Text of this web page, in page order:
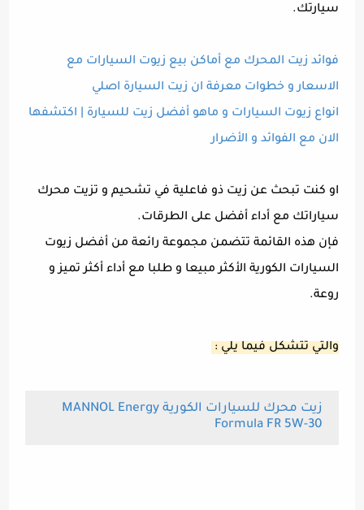
سيارتك.
فوائد زيت المحرك مع أماكن بيع زيوت السيارات مع
الاسعار و خطوات معرفة ان زيت السيارة اصلي
انواع زيوت السيارات و ماهو أفضل زيت للسيارة | اكتشفها
الان مع الفوائد و الأضرار
او كنت تبحث عن زيت ذو فاعلية في تشحيم و تزيت محرك
سياراتك مع أداء أفضل على الطرقات.
فإن هذه القائمة تتضمن مجموعة رائعة من أفضل زيوت
السيارات الكورية الأكثر مبيعا و طلبا مع أداء أكثر تميز و
روعة.
والتي تتشكل فيما يلي :
زيت محرك للسيارات الكورية MANNOL Energy
Formula FR 5W-30